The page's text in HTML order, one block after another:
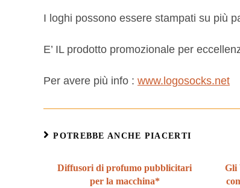
I loghi possono essere stampati su più
E’ IL prodotto promozionale per
Per avere più info : www.logosocks.net
POTREBBE ANCHE PIACERTI
Diffusori di profumo pubblicitari
per la macchina*
Gli